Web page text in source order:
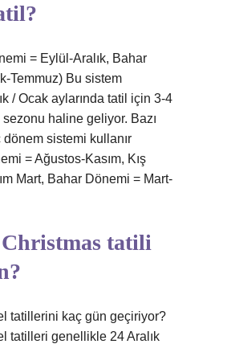
= Eylül-Aralık, Bahar
Temmuz) Bu sistem
/ Ocak aylarında tatil için 3-4
sezonu haline geliyor. Bazı
sistemi kullanır
= Ağustos-Kasım, Kış
Mart, Bahar Dönemi = Mart-
Christmas tatili
tatillerini kaç gün geçiriyor?
tatilleri genellikle 24 Aralık